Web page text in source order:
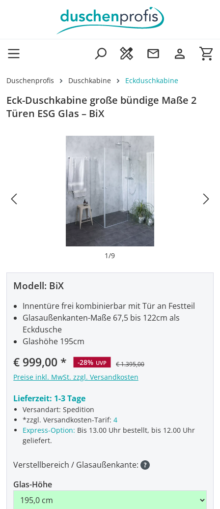
Zum Hauptinhalt springen
Duschenprofis Duschkabine Eckduschkabine
Eck-Duschkabine große bündige Maße 2
Türen ESG Glas – BiX
1/9
Modell: BiX
Verkaufspreis:
€ 999,00 -28% UVP € 1.395,00
Preise inkl. MwSt. zzgl. Versandkosten
Lieferzeit: 1-3 Tage
Versandart: Spedition
*zzgl. Versandkosten-Tarif:4
Express-Option: Bis 13.00 Uhr bestellt, bis 12.00 Uhr
geliefert.
Innentüre frei kombinierbar mit Tür an Festteil
Glasaußenkanten-Maße 67,5 bis 122cm als
Eckdusche
Glashöhe 195cm
Verstellbereich / Glasaußenkante:
Glas-Höhe